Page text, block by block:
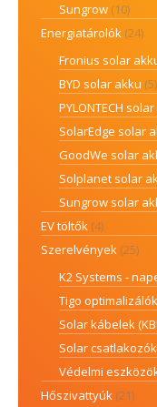
Sungrow (10)
Energiatárolók (24)
Fronius solar
BYD solar akku (5)
PYLONTECH
SolarEdge solar
GoodWe solar
Solplanet solar
Sungrow solar
EV töltők (4)
Szerelvények (25)
K2 Systems -
Tigo optimalizálók
Solar kábelek
Solar csatlakozók
Védelmi
Hőszivattyúk (21)